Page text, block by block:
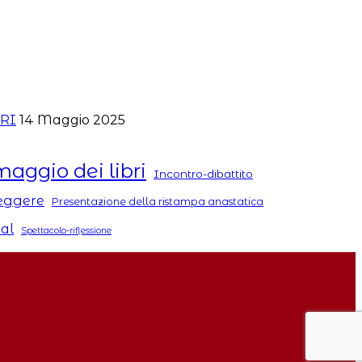
14 Maggio 2025
dei libri Incontro-dibattito
Presentazione della ristampa anastatica
Spettacolo-riflessione